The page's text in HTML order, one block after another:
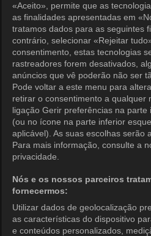
«Aceito», permite que as
as finalidades apresentadas em
tratamos dados para as seguintes
contrário, selecionar «Rejeitar
consentimento, estas tecnologias
rastreadores forem desativados,
anúncios que vê poderão não ser
Pode voltar a este menu para
retirar o consentimento a qualquer
ligação Gerir preferências na
(ou no ícone na parte inferior
aplicável). As suas escolhas serão
Para mais informação, consulte a
privacidade.
Nós e os nossos parceiros
fornecermos:
Utilizar dados de geolocalização
as características do dispositivo
e conteúdos personalizados,